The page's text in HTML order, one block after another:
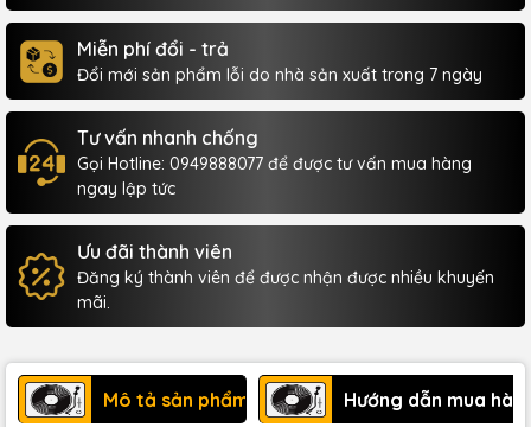
Miễn phí đổi - trả
Đổi mới sản phẩm lỗi do nhà sản xuất trong 7 ngày
Tư vấn nhanh chống
Gọi Hotline: 0949888077 để được tư vấn mua hàng
ngay lập tức
Ưu đãi thành viên
Đăng ký thành viên để được nhận được nhiều khuyến
mãi.
Mô tả sản phẩm Hướng dẫn mua